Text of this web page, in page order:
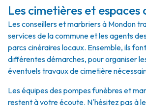
Les cimetières et espaces
Les conseillers et marbriers à Mondon
services de la commune et les agents
parcs cinéraires locaux. Ensemble, ils
différentes démarches, pour organiser
éventuels travaux de cimetière
Les équipes des pompes funèbres et
restent à votre écoute. N'hésitez pas à